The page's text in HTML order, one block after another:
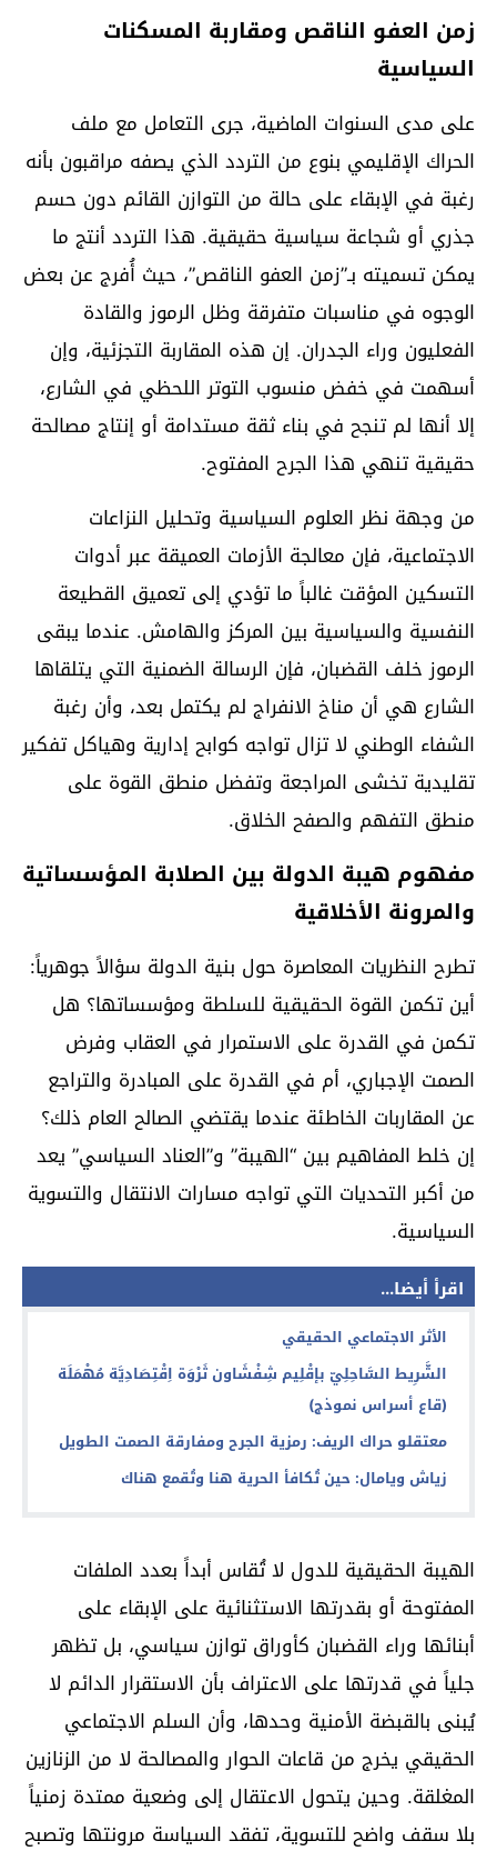
زمن العفو الناقص ومقاربة المسكنات
السياسية
على مدى السنوات الماضية، جرى التعامل مع ملف
الحراك الإقليمي بنوع من التردد الذي يصفه مراقبون بأنه
رغبة في الإبقاء على حالة من التوازن القائم دون حسم
جذري أو شجاعة سياسية حقيقية. هذا التردد أنتج ما
يمكن تسميته بـ”زمن العفو الناقص”، حيث أُفرج عن بعض
الوجوه في مناسبات متفرقة وظل الرموز والقادة
الفعليون وراء الجدران. إن هذه المقاربة التجزئية، وإن
أسهمت في خفض منسوب التوتر اللحظي في الشارع،
إلا أنها لم تنجح في بناء ثقة مستدامة أو إنتاج مصالحة
حقيقية تنهي هذا الجرح المفتوح.
من وجهة نظر العلوم السياسية وتحليل النزاعات
الاجتماعية، فإن معالجة الأزمات العميقة عبر أدوات
التسكين المؤقت غالباً ما تؤدي إلى تعميق القطيعة
النفسية والسياسية بين المركز والهامش. عندما يبقى
الرموز خلف القضبان، فإن الرسالة الضمنية التي يتلقاها
الشارع هي أن مناخ الانفراج لم يكتمل بعد، وأن رغبة
الشفاء الوطني لا تزال تواجه كوابح إدارية وهياكل تفكير
تقليدية تخشى المراجعة وتفضل منطق القوة على
منطق التفهم والصفح الخلاق.
مفهوم هيبة الدولة بين الصلابة المؤسساتية
والمرونة الأخلاقية
تطرح النظريات المعاصرة حول بنية الدولة سؤالاً جوهرياً:
أين تكمن القوة الحقيقية للسلطة ومؤسساتها؟ هل
تكمن في القدرة على الاستمرار في العقاب وفرض
الصمت الإجباري، أم في القدرة على المبادرة والتراجع
عن المقاربات الخاطئة عندما يقتضي الصالح العام ذلك؟
إن خلط المفاهيم بين “الهيبة” و”العناد السياسي” يعد
من أكبر التحديات التي تواجه مسارات الانتقال والتسوية
السياسية.
اقرأ أيضا...
الأثر الاجتماعي الحقيقي
الشَّرِيط السَّاحِلِيّ بإقْلِيم شِفْشَاون ثَرْوَة اِقْتِصَادِيَّة مُهْمَلَة
(قاع أسراس نموذج)
معتقلو حراك الريف: رمزية الجرح ومفارقة الصمت الطويل
زياش ويامال: حين تُكافأ الحرية هنا وتُقمع هناك
الهيبة الحقيقية للدول لا تُقاس أبداً بعدد الملفات
المفتوحة أو بقدرتها الاستثنائية على الإبقاء على
أبنائها وراء القضبان كأوراق توازن سياسي، بل تظهر
جلياً في قدرتها على الاعتراف بأن الاستقرار الدائم لا
يُبنى بالقبضة الأمنية وحدها، وأن السلم الاجتماعي
الحقيقي يخرج من قاعات الحوار والمصالحة لا من الزنازين
المغلقة. وحين يتحول الاعتقال إلى وضعية ممتدة زمنياً
بلا سقف واضح للتسوية، تفقد السياسة مرونتها وتصبح